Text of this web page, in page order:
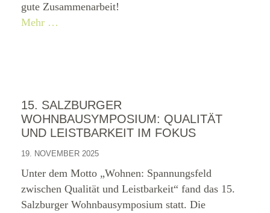
gute Zusammenarbeit!
Mehr …
15. SALZBURGER
WOHNBAUSYMPOSIUM: QUALITÄT
UND LEISTBARKEIT IM FOKUS
19. NOVEMBER 2025
Unter dem Motto „Wohnen: Spannungsfeld
zwischen Qualität und Leistbarkeit“ fand das 15.
Salzburger Wohnbausymposium statt. Die